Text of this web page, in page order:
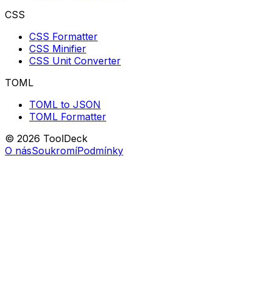
CSS
CSS Formatter
CSS Minifier
CSS Unit Converter
TOML
TOML to JSON
TOML Formatter
© 2026 ToolDeck
O násSoukromíPodmínky